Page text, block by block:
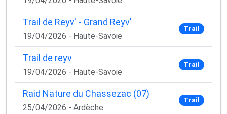
Trail de Reyv' - Grand Reyv'
19/04/2026 - Haute-Savoie
Trail
Trail de reyv
19/04/2026 - Haute-Savoie
Trail
Raid Nature du Chassezac (07)
25/04/2026 - Ardèche
Trail